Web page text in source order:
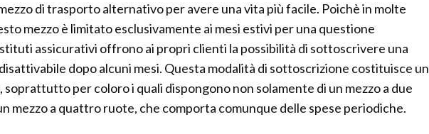
di trasporto alternativo per avere una vita più facile. Poichè in molte
mezzo è limitato esclusivamente ai mesi estivi per una questione
assicurativi offrono ai propri clienti la possibilità di sottoscrivere una
dopo alcuni mesi. Questa modalità di sottoscrizione costituisce un
per coloro i quali dispongono non solamente di un mezzo a due
mezzo a quattro ruote, che comporta comunque delle spese periodiche.